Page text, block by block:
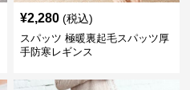
¥2,280 (税込)
スパッツ 極暖裏起毛スパッツ厚
手防寒レギンス